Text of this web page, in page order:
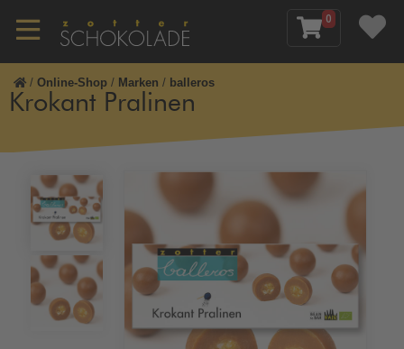
0
/ Online-Shop / Marken / balleros
Krokant Pralinen